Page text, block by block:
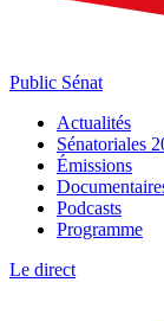
Public Sénat
Actualités
Sénatoriales
Émissions
Podcasts
Programme
Le direct